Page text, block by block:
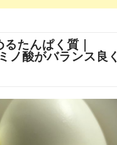
たんぱく質｜
ノ酸がバランス良く